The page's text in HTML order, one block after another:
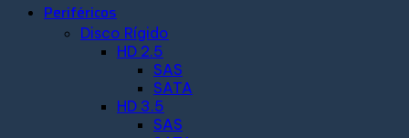
Periféricos
Disco Rígido
HD 2.5
SAS
SATA
HD 3.5
SAS